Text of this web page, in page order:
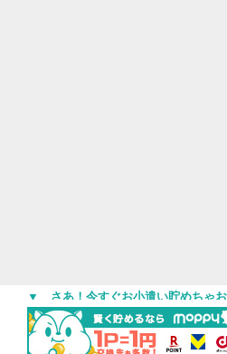
▼ さあ！今すぐお小遣い貯めちゃ